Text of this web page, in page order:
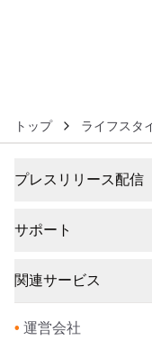
トップ ライフスタ
プレスリリース配信
サポート
関連サービス
• 運営会社